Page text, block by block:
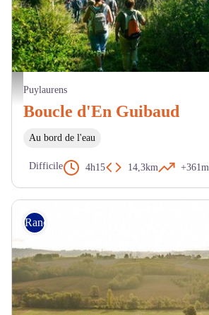
Sur le chemin - OTI Terres d'Autan - Montagne Noire
Puylaurens
Boucle d'En Guibaud
Au bord de l'eau
Difficile 4h15 14,3km +361m
Randonnée